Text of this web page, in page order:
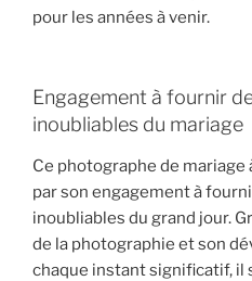
pour les années à venir.
Engagement à fournir
inoubliables du mariage
Ce photographe de
par son engagement à
inoubliables du grand jour.
de la photographie et son
chaque instant significatif, il